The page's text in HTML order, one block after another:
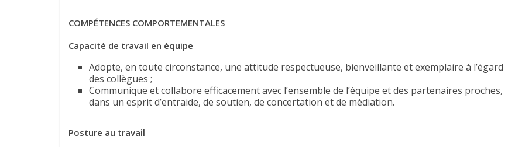
COMPÉTENCES COMPORTEMENTALES
Capacité de travail en équipe
Adopte, en toute circonstance, une attitude respectueuse, bienveillante et exemplaire à l’égard
des collègues ;
Communique et collabore efficacement avec l’ensemble de l’équipe et des partenaires proches,
dans un esprit d’entraide, de soutien, de concertation et de médiation.
Posture au travail